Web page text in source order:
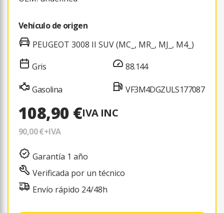
Vehículo de origen
PEUGEOT 3008 II SUV (MC_, MR_, MJ_, M4_)
Gris
Gasolina
88.144
VF3M4DGZULS177087
108,90 €IVA INC
90,00 €+IVA
Garantía 1 año
Verificada por un técnico
Envío rápido 24/48h